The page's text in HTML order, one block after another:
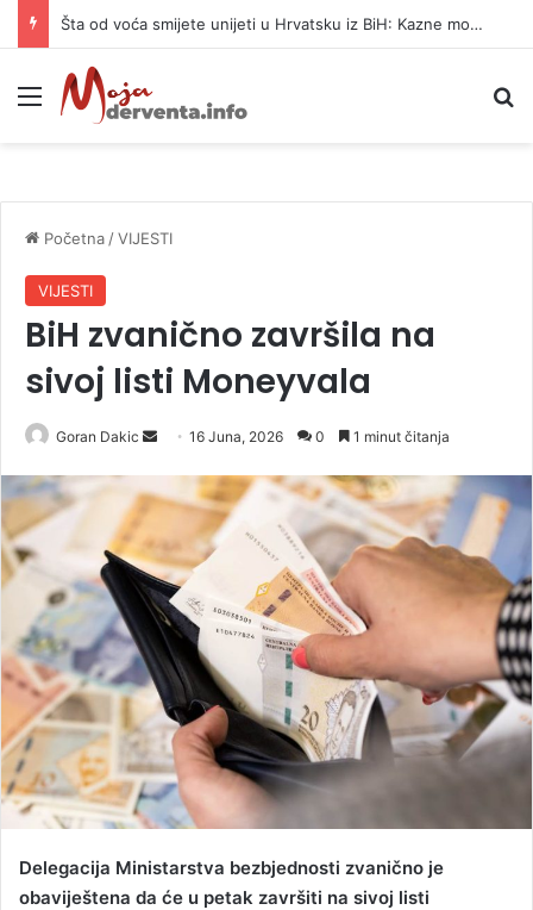
Šta od voća smijete unijeti u Hrvatsku iz BiH: Kazne mogu dostići 13.260 evra
Meni
Početna /VIJESTI
VIJESTI
BiH zvanično završila na
sivoj listi Moneyvala
Goran Dakic
n
n
e
m
a
i
l
16 Juna, 2026 0 1 minut čitanja
Delegacija Ministarstva bezbjednosti zvanično je
obaviještena da će u petak završiti na sivoj listi